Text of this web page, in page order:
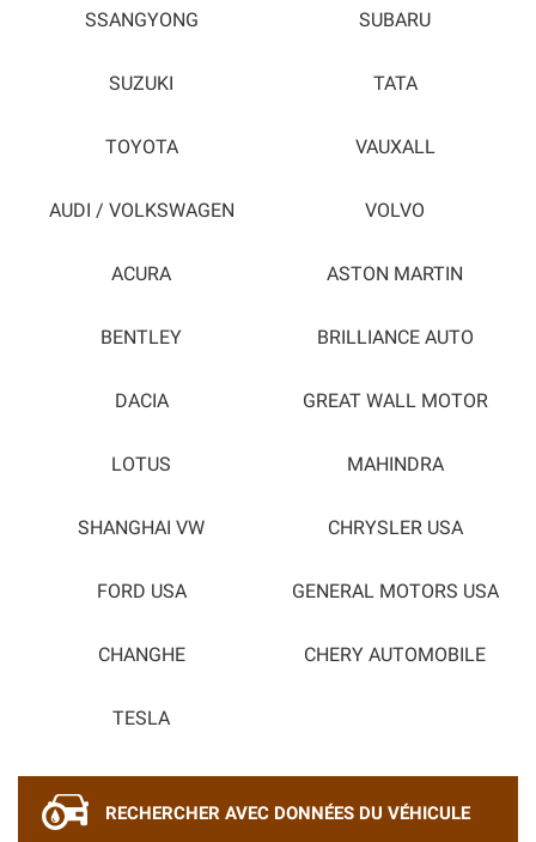
SSANGYONG SUBARU
SUZUKI TATA
TOYOTA VAUXALL
AUDI / VOLKSWAGEN VOLVO
ACURA ASTON MARTIN
BENTLEY BRILLIANCE AUTO
DACIA GREAT WALL MOTOR
LOTUS MAHINDRA
SHANGHAI VW CHRYSLER USA
FORD USA GENERAL MOTORS USA
CHANGHE CHERY AUTOMOBILE
TESLA
RECHERCHER AVEC DONNÉES DU VÉHICULE